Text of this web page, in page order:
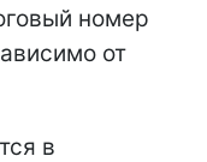
номер
от
в